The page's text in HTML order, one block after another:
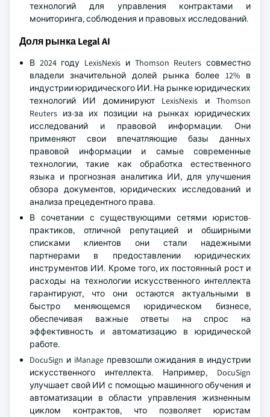
технологий для управления контрактами и
мониторинга, соблюдения и правовых исследований.
Доля рынка Legal AI
В 2024 году LexisNexis и Thomson Reuters совместно
владели значительной долей рынка более 12% в
индустрии юридического ИИ. На рынке юридических
технологий ИИ доминируют LexisNexis и Thomson
Reuters из-за их позиции на рынках юридических
исследований и правовой информации. Они
применяют свои впечатляющие базы данных
правовой информации и самые современные
технологии, такие как обработка естественного
языка и прогнозная аналитика ИИ, для улучшения
обзора документов, юридических исследований и
анализа прецедентного права.
В сочетании с существующими сетями юристов-
практиков, отличной репутацией и обширными
списками клиентов они стали надежными
партнерами в предоставлении юридических
инструментов ИИ. Кроме того, их постоянный рост и
расходы на технологии искусственного интеллекта
гарантируют, что они остаются актуальными в
быстро меняющемся юридическом бизнесе,
обеспечивая важные ответы на спрос на
эффективность и автоматизацию в юридической
работе.
DocuSign и iManage превзошли ожидания в индустрии
искусственного интеллекта. Например, DocuSign
улучшает свой ИИ с помощью машинного обучения и
автоматизации в области управления жизненным
циклом контрактов, что позволяет юристам